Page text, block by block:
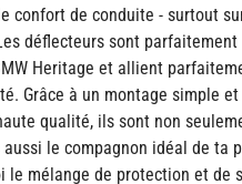
confort de conduite - surtout
déflecteurs sont parfaitement
Heritage et allient
Grâce à un montage simple et
qualité, ils sont non
le compagnon idéal de ta
le mélange de protection et de